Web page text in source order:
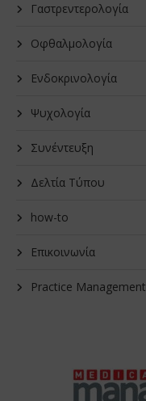
Γαστρεντερολογία
Οφθαλμολογία
Ενδοκρινολογία
Ψυχολογία
Συνέντευξη
Δελτία Τύπου
how-to
Επικοινωνία
Practice Management